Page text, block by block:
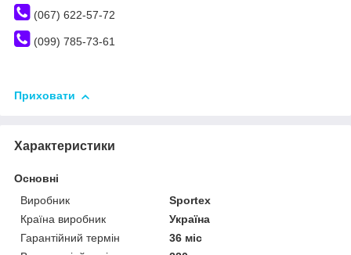
(067) 622-57-72
(099) 785-73-61
Приховати
Характеристики
Основні
Виробник
Sportex
Країна виробник
Україна
Гарантійний термін
36 міс